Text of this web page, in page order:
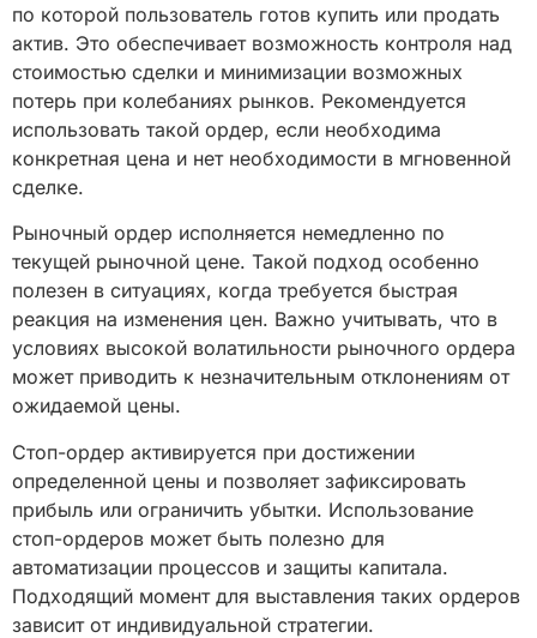
по которой пользователь готов купить или продать
актив. Это обеспечивает возможность контроля над
стоимостью сделки и минимизации возможных
потерь при колебаниях рынков. Рекомендуется
использовать такой ордер, если необходима
конкретная цена и нет необходимости в мгновенной
сделке.
Рыночный ордер исполняется немедленно по
текущей рыночной цене. Такой подход особенно
полезен в ситуациях, когда требуется быстрая
реакция на изменения цен. Важно учитывать, что в
условиях высокой волатильности рыночного ордера
может приводить к незначительным отклонениям от
ожидаемой цены.
Стоп-ордер активируется при достижении
определенной цены и позволяет зафиксировать
прибыль или ограничить убытки. Использование
стоп-ордеров может быть полезно для
автоматизации процессов и защиты капитала.
Подходящий момент для выставления таких ордеров
зависит от индивидуальной стратегии.